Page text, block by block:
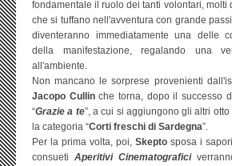
fondamentale il ruolo dei tanti volontari, molti
che si tuffano nell'avventura con grande
diventeranno immediatamente una delle
della manifestazione, regalando una
all'ambiente.
Non mancano le sorprese provenienti
Jacopo Cullinche torna, dopo il successo
“Grazie a te”, a cui si aggiungono gli altri
la categoria “Corti freschi di Sardegna”.
Per la prima volta, poi, Skepto sposa i
consueti Aperitivi Cinematografici